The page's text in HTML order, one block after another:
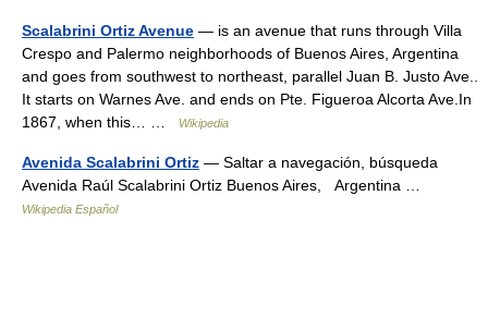
Scalabrini Ortiz Avenue — is an avenue that runs through Villa
Crespo and Palermo neighborhoods of Buenos Aires, Argentina
and goes from southwest to northeast, parallel Juan B. Justo Ave..
It starts on Warnes Ave. and ends on Pte. Figueroa Alcorta Ave.In
1867, when this… …
Wikipedia
Avenida Scalabrini Ortiz — Saltar a navegación, búsqueda
Avenida Raúl Scalabrini Ortiz Buenos Aires, Argentina …
Wikipedia Español